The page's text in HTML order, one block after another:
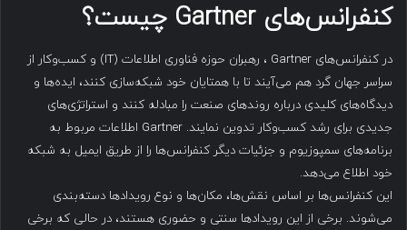
کنفرانس‌هایGartner چیست؟
در کنفرانس‌های Gartner ، رهبران حوزه فناوری اطلاعات (IT) و کسب‌وکار از
سراسر جهان گرد هم می‌آیند تا با همتایان خود شبکه‌سازی کنند، ایده‌ها و
دیدگاه‌های کلیدی درباره روندهای صنعت را مبادله کنند و استراتژی‌های
جدیدی برای رشد کسب‌وکار تدوین نمایند. Gartner اطلاعات مربوط به
برنامه‌های سمپوزیوم و جزئیات دیگر کنفرانس‌ها را از طریق ایمیل به شبکه
خود اطلاع می‌دهد.
این کنفرانس‌ها بر اساس نقش‌ها، مکان‌ها و نوع رویدادها دسته‌بندی
می‌شوند. برخی از این رویدادها سنتی و حضوری هستند، در حالی که برخی